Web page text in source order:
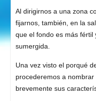
Al dirigirnos a una zona
fijarnos, también, en la
que el fondo es más fértil
sumergida.
Una vez visto el porqué
procederemos a
brevemente sus